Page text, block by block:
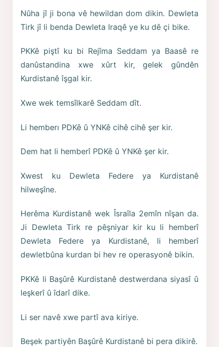
Nûha jî ji bona vê hewildan dom dikin. Dewleta
Tirk jî li benda Dewleta Iraqê ye ku dê çi bike.
PKKê piştî ku bi Rejîma Seddam ya Baasê re
danûstandina xwe xûrt kir, gelek gûndên
Kurdistanê îşgal kir.
Xwe wek temsîlkarê Seddam dît.
Li hemberı PDKê û YNKê cihê cihê şer kir.
Dem hat li hemberî PDKê û YNKê şer kir.
Xwest ku Dewleta Federe ya Kurdistanê
hilweşîne.
Herêma Kurdistanê wek Îsraîla 2emîn nîşan da.
Ji Dewleta Tirk re pêşniyar kir ku li hemberî
Dewleta Federe ya Kurdistanê, li hemberî
dewletbûna kurdan bi hev re operasyonê bikin.
PKKê li Başûrê Kurdistanê destwerdana siyasî û
leşkerî û îdarî dike.
Li ser navê xwe partî ava kiriye.
Beşek partiyên Başûrê Kurdistanê bi pera dikirê.